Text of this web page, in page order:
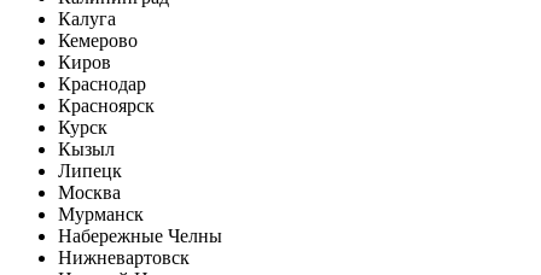
Калуга
Кемерово
Киров
Краснодар
Красноярск
Курск
Кызыл
Липецк
Москва
Мурманск
Набережные Челны
Нижневартовск